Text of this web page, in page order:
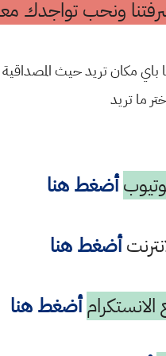
ونحب تواجدك
باي مكان تريد حيث
ما تريد
أضغط هنا
أضغط هنا
أضغط هنا